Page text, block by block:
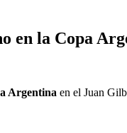
en la Copa
Argentina en el Juan